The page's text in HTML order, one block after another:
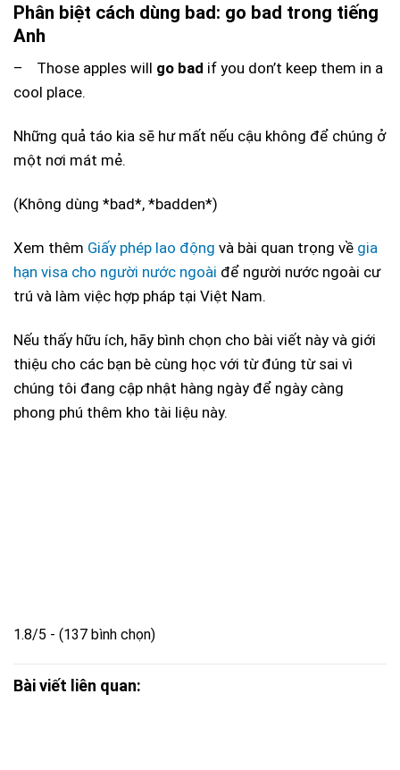
Phân biệt cách dùng bad: go bad trong tiếng
Anh
– Those apples will go bad if you don’t keep them in a
cool place.
Những quả táo kia sẽ hư mất nếu cậu không để chúng ở
một nơi mát mẻ.
(Không dùng *bad*, *badden*)
Xem thêm Giấy phép lao động và bài quan trọng về gia
hạn visa cho người nước ngoài để người nước ngoài cư
trú và làm việc hợp pháp tại Việt Nam.
Nếu thấy hữu ích, hãy bình chọn cho bài viết này và giới
thiệu cho các bạn bè cùng học với từ đúng từ sai vì
chúng tôi đang cập nhật hàng ngày để ngày càng
phong phú thêm kho tài liệu này.
1.8/5 - (137 bình chọn)
Bài viết liên quan: